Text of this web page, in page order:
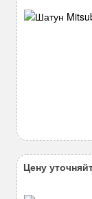
Цену